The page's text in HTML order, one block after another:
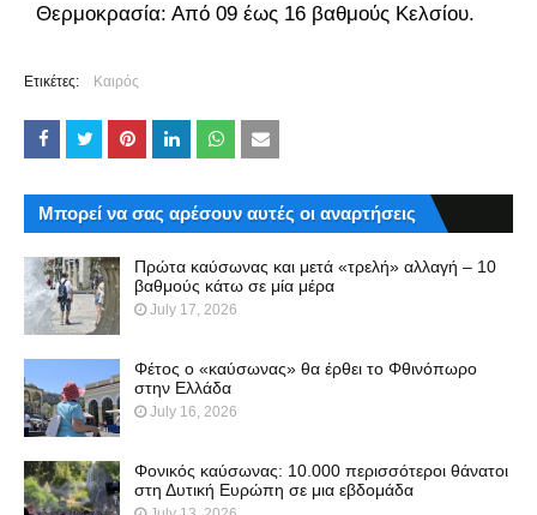
Θερμοκρασία: Από 09 έως 16 βαθμούς Κελσίου.
Ετικέτες: Καιρός
Μπορεί να σας αρέσουν αυτές οι αναρτήσεις
Πρώτα καύσωνας και μετά «τρελή» αλλαγή – 10
βαθμούς κάτω σε μία μέρα
July 17, 2026
Φέτος ο «καύσωνας» θα έρθει το Φθινόπωρο
στην Ελλάδα
July 16, 2026
Φονικός καύσωνας: 10.000 περισσότεροι θάνατοι
στη Δυτική Ευρώπη σε μια εβδομάδα